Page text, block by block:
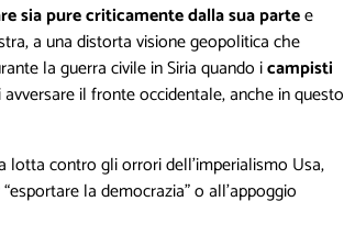
sia pure criticamente dalla sua partee
a una distorta visione geopolitica che
la guerra civile in Siria quando icampisti
avversare il fronte occidentale, anche in questo
lotta contro gli orrori dell’imperialismo Usa,
la democrazia” o all’appoggio